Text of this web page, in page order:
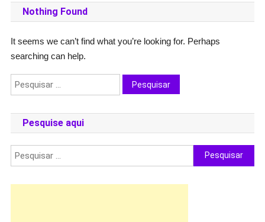
Nothing Found
It seems we can’t find what you’re looking for. Perhaps
searching can help.
Pesquisar
por:
Pesquise aqui
Pesquisar
por: